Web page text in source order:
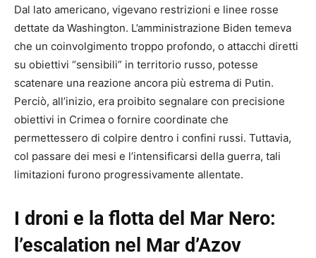
Dal lato americano, vigevano restrizioni e linee rosse
dettate da Washington. L’amministrazione Biden temeva
che un coinvolgimento troppo profondo, o attacchi diretti
su obiettivi “sensibili” in territorio russo, potesse
scatenare una reazione ancora più estrema di Putin.
Perciò, all’inizio, era proibito segnalare con precisione
obiettivi in Crimea o fornire coordinate che
permettessero di colpire dentro i confini russi. Tuttavia,
col passare dei mesi e l’intensificarsi della guerra, tali
limitazioni furono progressivamente allentate.
I droni e la flotta del Mar Nero:
l’escalation nel Mar d’Azov